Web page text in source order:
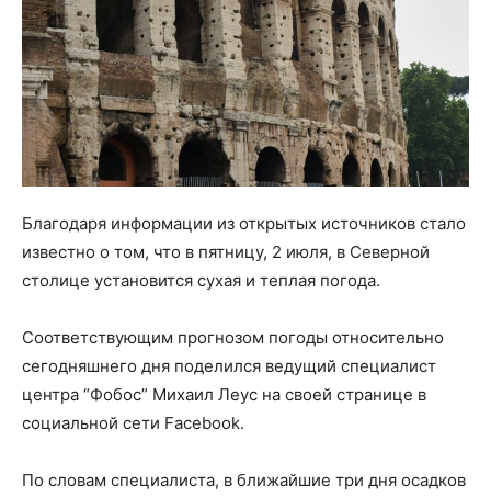
Благодаря информации из открытых источников стало
известно о том, что в пятницу, 2 июля, в Северной
столице установится сухая и теплая погода.
Соответствующим прогнозом погоды относительно
сегодняшнего дня поделился ведущий специалист
центра “Фобос” Михаил Леус на своей странице в
социальной сети Facebook.
По словам специалиста, в ближайшие три дня осадков